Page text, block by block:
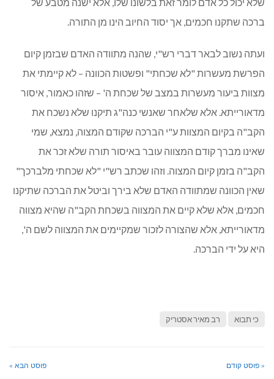
ברכה שתקנו חכמים, אך יסוד החיוב הינו מן התורה.
ועתה נשוב לבאר דברי רש"י, שהנה מתוודה האדם שבזמן קיום
הפרשת מעשרות "לא שכחתי" ופשטות הכוונה – לא קיימתי את
מצוות ביעור מעשרות במצב של שכחת ה' – שזהו כאמור, איסור
מדאורייתא. אלא שלאחר שאנשי כנה"ג תיקנו שלא נשכח את
הקב"ה בקיום המצוות ע"י הברכה שקודם המצוה, נמצא, שמי
שאינו מברך קודם המצווה עובר באיסור תורה שלא זכר את
הקב"ה בזמן קיום המצוה. וזהו שכתב רש"י "לא שכחתי מלברכך"
שאין הכוונה שמתוודה האדם שלא בירך וביטל את הברכה שתיקנו
חכמים, אלא שלא קיים את המצווה בשכחת הקב"ה שהיא מצווה
מדאורייתא, אלא שהצורה לזכור שמקיימים את המצווה לשם ה',
היא על ידי הברכה.
כי תבוא רב מאיר אסטריק
« פוסט קודם פוסט הבא »